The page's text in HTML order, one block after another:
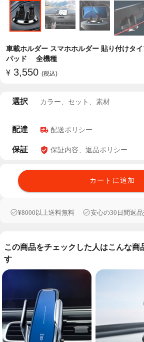
車載ホルダー スマホホルダー 貼り付けタ
パッド 全機種
¥ 3,550 (税込)
選択 カラー、セット、素材
配達 配送ポリシー
保証 保証内容、返品ポリシー
カートに追加
¥8000以上送料無料 安心の30日間返
この商品をチェックした人はこんな商
す